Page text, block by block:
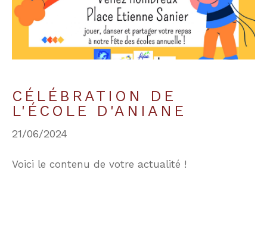
CÉLÉBRATION DE
L'ÉCOLE D'ANIANE
21/06/2024
Voici le contenu de votre actualité !
TERRASSE PARKING PISCINE
FILTRER PAR
COUPS DE COEUR EXCLUSIVITÉS